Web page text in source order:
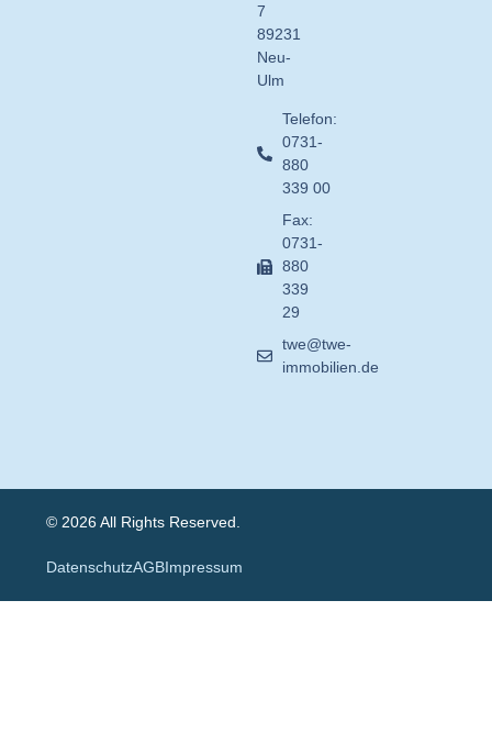
7
89231
Neu-
Ulm
Telefon:
0731-
880
339 00
Fax:
0731-
880
339
29
twe@twe-
immobilien.de
© 2026 All Rights Reserved.
DatenschutzAGBImpressum